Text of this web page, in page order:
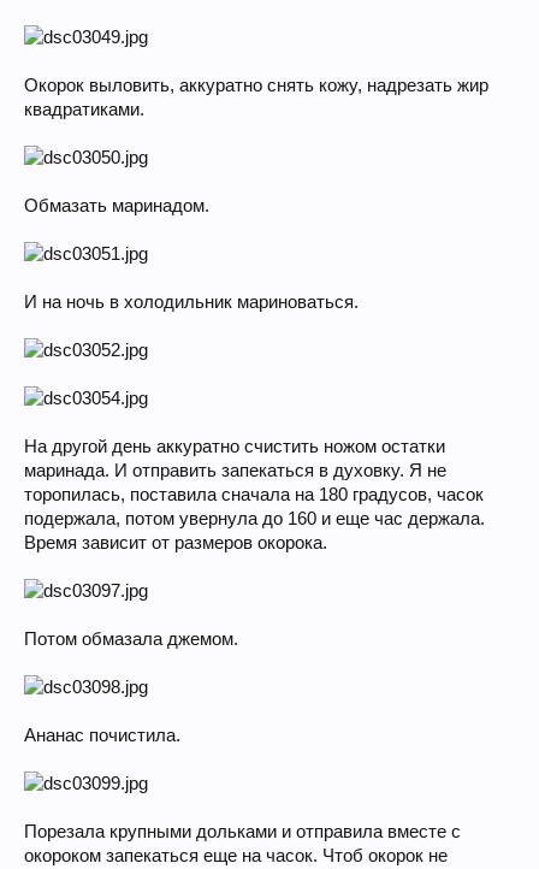
Окорок выловить, аккуратно снять кожу, надрезать жир
квадратиками.
Обмазать маринадом.
И на ночь в холодильник мариноваться.
На другой день аккуратно счистить ножом остатки
маринада. И отправить запекаться в духовку. Я не
торопилась, поставила сначала на 180 градусов, часок
подержала, потом увернула до 160 и еще час держала.
Время зависит от размеров окорока.
Потом обмазала джемом.
Ананас почистила.
Порезала крупными дольками и отправила вместе с
окороком запекаться еще на часок. Чтоб окорок не